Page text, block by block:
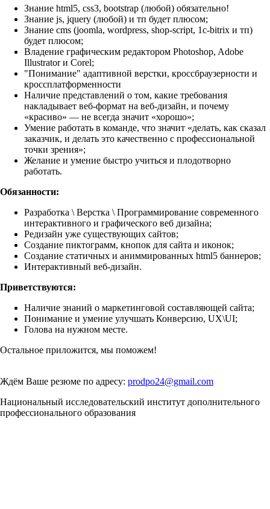
Знание html5, css3, bootstrap (любой) обязательно!
Знание js, jquery (любой) и тп будет плюсом;
Знание cms (joomla, wordpress, shop-script, 1c-bitrix и тп)
будет плюсом;
Владение графическим редактором Photoshop, Adobe
Illustrator и Corel;
"Понимание" адаптивной верстки, кроссбраузерности и
кроссплатформенности
Наличие представлений о том, какие требования
накладывает веб-формат на веб-дизайн, и почему
«красиво» — не всегда значит «хорошо»;
Умение работать в команде, что значит «делать, как сказал
заказчик, и делать это качественно с профессиональной
точки зрения»;
Желание и умение быстро учиться и плодотворно
работать.
Обязанности:
Разработка \ Верстка \ Программирование современного
интерактивного и графического веб дизайна;
Редизайн уже существующих сайтов;
Создание пиктограмм, кнопок для сайта и иконок;
Создание статичных и аниммированных html5 баннеров;
Интерактивный веб-дизайн.
Приветствуются:
Наличие знаний о маркетинговой составляющей сайта;
Понимание и умение улучшать Конверсию, UX\UI;
Голова на нужном месте.
Остальное приложится, мы поможем!
Ждём Ваше резюме по адресу: prodpo24@gmail.com
Национальный исследовательский институт дополнительного
профессионального образования